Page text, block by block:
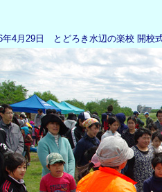
年4月29日 とどろき水辺の楽校 開校